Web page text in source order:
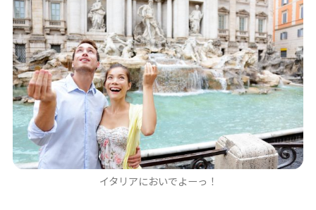
イタリアにおいでよーっ！